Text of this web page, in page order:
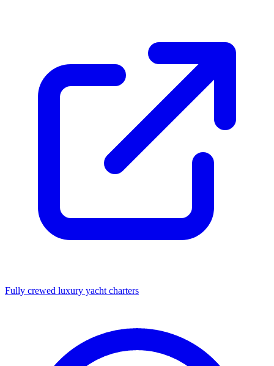
Fully crewed luxury yacht charters